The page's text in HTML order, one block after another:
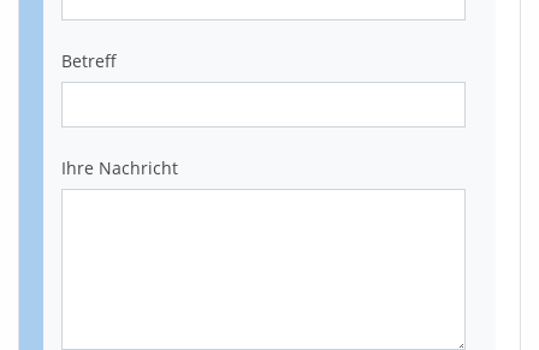
Betreff
Ihre Nachricht